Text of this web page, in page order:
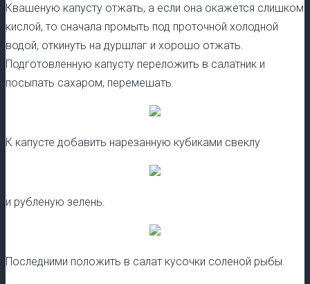
Квашеную капусту отжать, а если она окажется слишком
кислой, то сначала промыть под проточной холодной
водой, откинуть на дуршлаг и хорошо отжать.
Подготовленную капусту переложить в салатник и
посыпать сахаром, перемешать.
К капусте добавить нарезанную кубиками свеклу
и рубленую зелень.
Последними положить в салат кусочки соленой рыбы.